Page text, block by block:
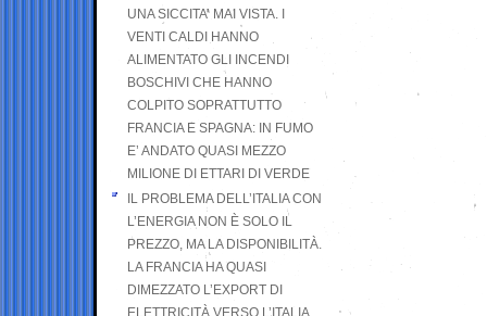
UNA SICCITA’ MAI VISTA. I
VENTI CALDI HANNO
ALIMENTATO GLI INCENDI
BOSCHIVI CHE HANNO
COLPITO SOPRATTUTTO
FRANCIA E SPAGNA: IN FUMO
E’ ANDATO QUASI MEZZO
MILIONE DI ETTARI DI VERDE
IL PROBLEMA DELL’ITALIA CON
L’ENERGIA NON È SOLO IL
PREZZO, MA LA DISPONIBILITÀ.
LA FRANCIA HA QUASI
DIMEZZATO L’EXPORT DI
ELETTRICITÀ VERSO L’ITALIA